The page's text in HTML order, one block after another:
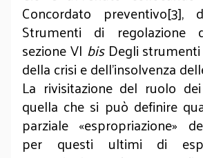
Concordato
Strumenti di regolazione
sezione VI bisDegli
della crisi e dell’insolvenza
La rivisitazione del ruolo
quella che si può definire
parziale «espropriazione»
per questi ultimi di